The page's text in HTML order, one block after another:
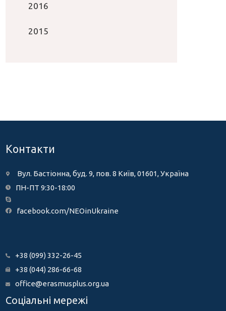
2016
2015
Контакти
Вул. Бастіонна, буд. 9, пов. 8 Київ, 01601, Україна
ПН-ПТ 9:30-18:00
facebook.com/NEOinUkraine
+38 (099) 332-26-45
+38 (044) 286-66-68
office@erasmusplus.org.ua
Соціальні мережі